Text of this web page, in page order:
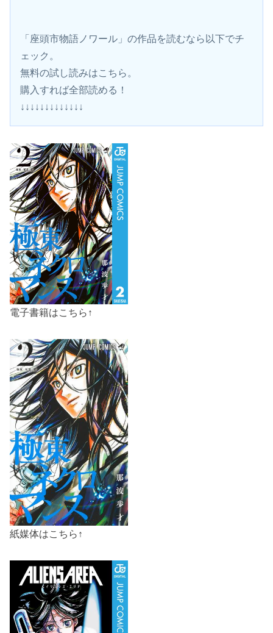
「座頭市物語ノワール」の作品を読むなら以下でチ
ェック。
無料の試し読みはこちら。
購入すれば全部読める！
↓↓↓↓↓↓↓↓↓↓↓↓↓
電子書籍はこちら↑
紙媒体はこちら↑